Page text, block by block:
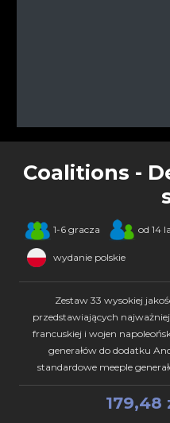
Coalitions -
1-6 gracza od 14
wydanie polskie
Zestaw 33 wysokiej
przedstawiających
francuskiej i wojen
generałów do dodatku
standardowe meeple
179,48